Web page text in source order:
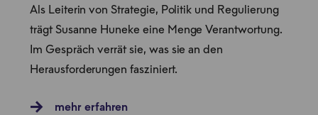
Als Leiterin von Strategie, Politik und Regulierung
trägt Susanne Huneke eine Menge Verantwortung.
Im Gespräch verrät sie, was sie an den
Herausforderungen fasziniert.
mehr erfahren